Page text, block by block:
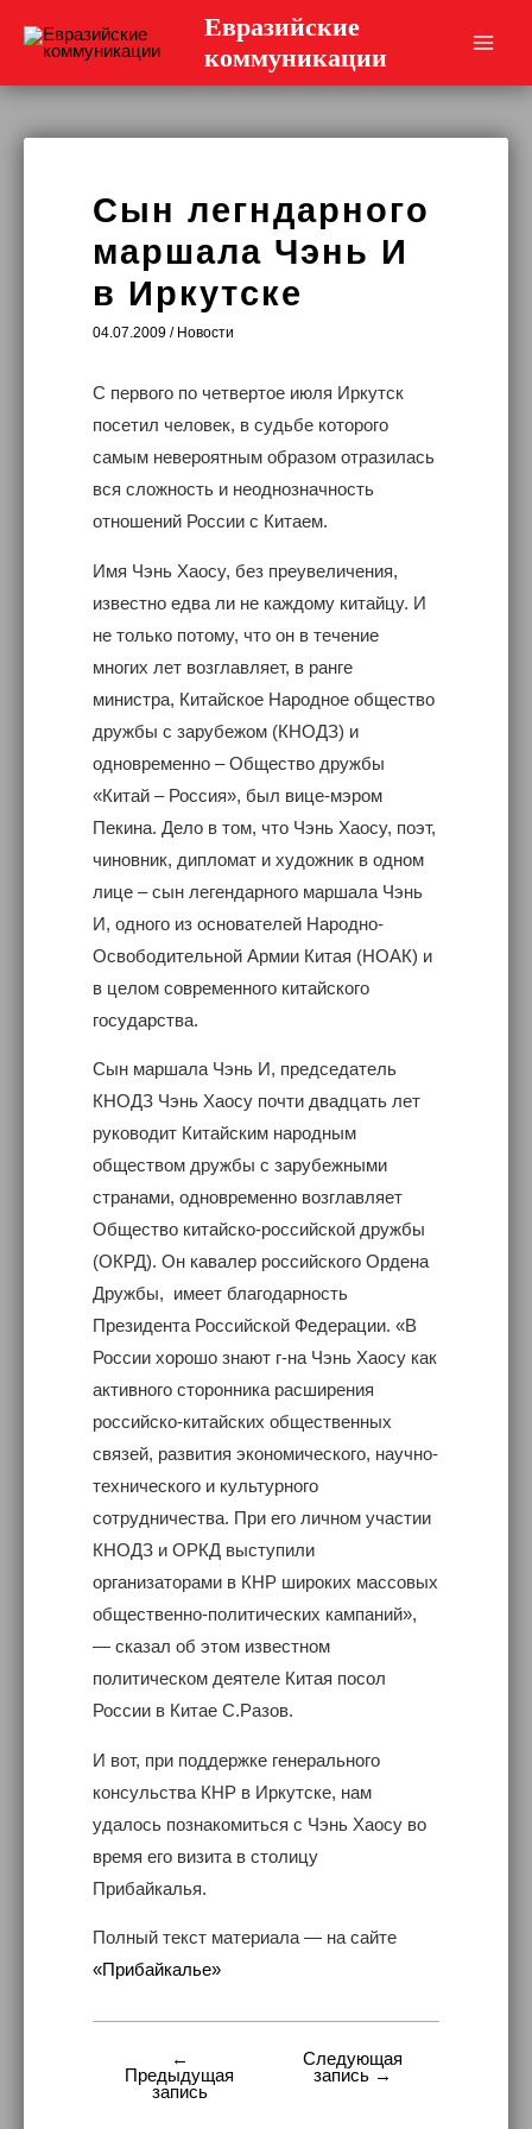
Евразийские
коммуникации
Сын легндарного
маршала Чэнь И
в Иркутске
04.07.2009 / Новости
С первого по четвертое июля Иркутск
посетил человек, в судьбе которого
самым невероятным образом отразилась
вся сложность и неоднозначность
отношений России с Китаем.
Имя Чэнь Хаосу, без преувеличения,
известно едва ли не каждому китайцу. И
не только потому, что он в течение
многих лет возглавляет, в ранге
министра, Китайское Народное общество
дружбы с зарубежом (КНОДЗ) и
одновременно – Общество дружбы
«Китай – Россия», был вице-мэром
Пекина. Дело в том, что Чэнь Хаосу, поэт,
чиновник, дипломат и художник в одном
лице – сын легендарного маршала Чэнь
И, одного из основателей Народно-
Освободительной Армии Китая (НОАК) и
в целом современного китайского
государства.
Сын маршала Чэнь И, председатель
КНОДЗ Чэнь Хаосу почти двадцать лет
руководит Китайским народным
обществом дружбы с зарубежными
странами, одновременно возглавляет
Общество китайско-российской дружбы
(ОКРД). Он кавалер российского Ордена
Дружбы, имеет благодарность
Президента Российской Федерации. «В
России хорошо знают г-на Чэнь Хаосу как
активного сторонника расширения
российско-китайских общественных
связей, развития экономического, научно-
технического и культурного
сотрудничества. При его личном участии
КНОДЗ и ОРКД выступили
организаторами в КНР широких массовых
общественно-политических кампаний»,
— сказал об этом известном
политическом деятеле Китая посол
России в Китае С.Разов.
И вот, при поддержке генерального
консульства КНР в Иркутске, нам
удалось познакомиться с Чэнь Хаосу во
время его визита в столицу
Прибайкалья.
Полный текст материала — на сайте
«Прибайкалье»
Навигация←
Предыдущая
запись
Следующая
запись →